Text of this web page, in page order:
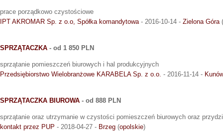
prace porządkowo czystościowe
IPT AKROMAR Sp. z o.o, Spółka komandytowa- 2016-10-14 - Zielona Góra(
SPRZĄTACZKA - od 1 850 PLN
sprzątanie pomieszczeń biurowych i hal produkcyjnych
Przedsiębiorstwo Wielobranżowe KARABELA Sp. z o.o. - 2016-11-14 -
SPRZĄTACZKA BIUROWA - od 888 PLN
sprzątanie oraz utrzymanie w czystości pomieszczeń biurowych oraz
kontakt przez PUP - 2018-04-27 - Brzeg (opolskie)